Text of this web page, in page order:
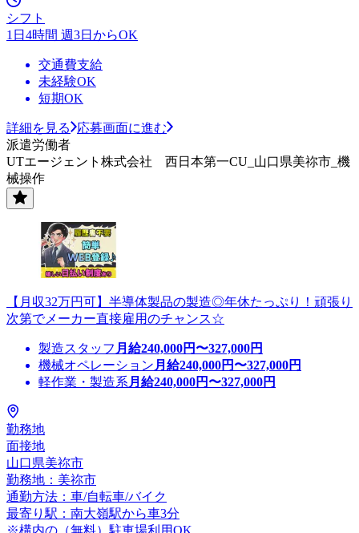
シフト
1日4時間 週3日からOK
交通費支給
未経験OK
短期OK
詳細を見る
応募画面に進む
派遣労働者
UTエージェント株式会社 西日本第一CU_山口県美祢市_機
械操作
【月収32万円可】半導体製品の製造◎年休たっぷり！頑張り
次第でメーカー直接雇用のチャンス☆
製造スタッフ 月給240,000円〜327,000円
機械オペレーション 月給240,000円〜327,000円
軽作業・製造系 月給240,000円〜327,000円
勤務地
面接地
山口県美祢市
勤務地：美祢市
通勤方法：車/自転車/バイク
最寄り駅：南大嶺駅から車3分
※構内の（無料）駐車場利用OK